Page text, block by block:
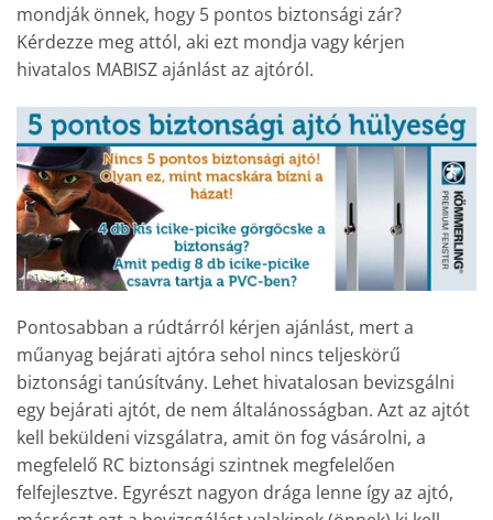
mondják önnek, hogy 5 pontos biztonsági zár?
Kérdezze meg attól, aki ezt mondja vagy kérjen
hivatalos MABISZ ajánlást az ajtóról.
Pontosabban a rúdtárról kérjen ajánlást, mert a
műanyag bejárati ajtóra sehol nincs teljeskörű
biztonsági tanúsítvány. Lehet hivatalosan bevizsgálni
egy bejárati ajtót, de nem általánosságban. Azt az ajtót
kell beküldeni vizsgálatra, amit ön fog vásárolni, a
megfelelő RC biztonsági szintnek megfelelően
felfejlesztve. Egyrészt nagyon drága lenne így az ajtó,